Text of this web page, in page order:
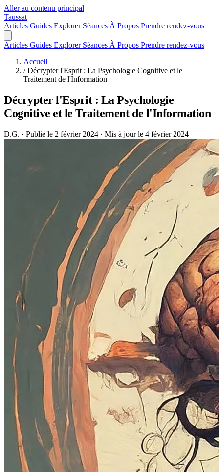
Aller au contenu principal
Taussat
Articles Guides Explorer Séances À Propos Prendre rendez-vous
Articles Guides Explorer Séances À Propos Prendre rendez-vous
Accueil
/ Décrypter l'Esprit : La Psychologie Cognitive et le
Traitement de l'Information
Décrypter l'Esprit : La Psychologie
Cognitive et le Traitement de l'Information
D.G. · Publié le 2 février 2024 · Mis à jour le 4 février 2024